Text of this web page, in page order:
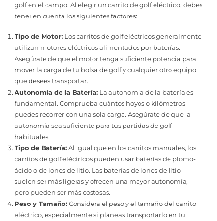
golf en el campo. Al elegir un carrito de golf eléctrico, debes
tener en cuenta los siguientes factores:
Tipo de Motor: Los carritos de golf eléctricos generalmente
utilizan motores eléctricos alimentados por baterías.
Asegúrate de que el motor tenga suficiente potencia para
mover la carga de tu bolsa de golf y cualquier otro equipo
que desees transportar.
Autonomía de la Batería: La autonomía de la batería es
fundamental. Comprueba cuántos hoyos o kilómetros
puedes recorrer con una sola carga. Asegúrate de que la
autonomía sea suficiente para tus partidas de golf
habituales.
Tipo de Batería:Al igual que en los carritos manuales, los
carritos de golf eléctricos pueden usar baterías de plomo-
ácido o de iones de litio. Las baterías de iones de litio
suelen ser más ligeras y ofrecen una mayor autonomía,
pero pueden ser más costosas.
Peso y Tamaño:Considera el peso y el tamaño del carrito
eléctrico, especialmente si planeas transportarlo en tu